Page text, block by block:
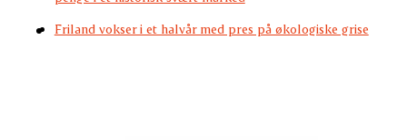
Friland vokser i et halvår med pres på økologiske grise